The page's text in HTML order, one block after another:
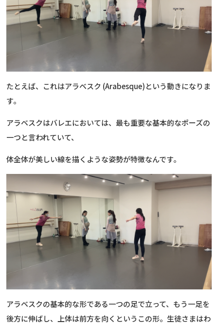
たとえば、これはアラベスク (Arabesque)という動きになりま
す。
アラベスクはバレエにおいては、最も重要な基本的なポーズの
一つと言われていて、
体全体が美しい線を描くような姿勢が特徴なんです。
アラベスクの基本的な形である一つの足で立って、もう一足を
後方に伸ばし、上体は前方を向くというこの形。生徒さまはわ